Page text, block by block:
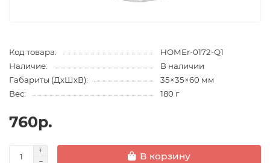
Код товара:
HOMEr-0172-Q1
Наличие:
В наличии
Габариты (ДхШхВ):
35×35×60 мм
Вес:
180 г
760р.
В корзину